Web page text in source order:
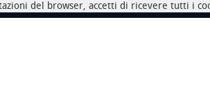
del browser, accetti di ricevere tutti i